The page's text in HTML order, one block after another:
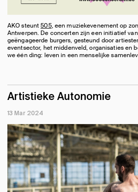
AKO steunt505, een muziekevenement op
Antwerpen. De concerten zijn een initiatief
geëngageerde burgers, gesteund door
eventsector, het middenveld, organisaties en
we één ding: leven in een menselijke
Artistieke Autonomie
13 Mar 2024